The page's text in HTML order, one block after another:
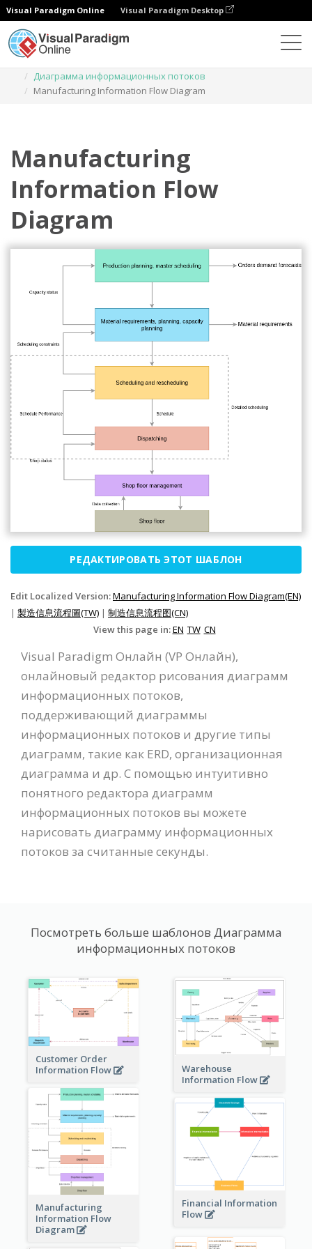
Visual Paradigm Online Visual Paradigm Desktop
Диаграмма информационных потоков
Manufacturing Information Flow Diagram
Manufacturing
Information Flow
Diagram
РЕДАКТИРОВАТЬ ЭТОТ ШАБЛОН
Edit Localized Version:Manufacturing Information Flow Diagram(EN)
| 製造信息流程圖(TW) | 制造信息流程图(CN)
View this page in:EN TW CN
Visual Paradigm Онлайн (VP Онлайн),
онлайновый редактор рисования диаграмм
информационных потоков,
поддерживающий диаграммы
информационных потоков и другие типы
диаграмм, такие как ERD, организационная
диаграмма и др. С помощью интуитивно
понятного редактора диаграмм
информационных потоков вы можете
нарисовать диаграмму информационных
потоков за считанные секунды.
Посмотреть больше шаблонов Диаграмма
информационных потоков
Customer Order
Information Flow
Warehouse
Information Flow
Manufacturing
Information Flow
Diagram
Financial Information
Flow